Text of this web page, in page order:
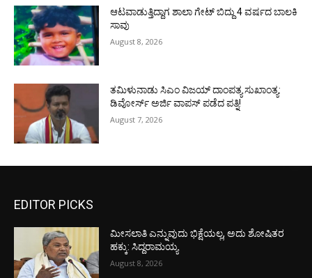
ಆಟವಾಡುತ್ತಿದ್ದಾಗ ಶಾಲಾ ಗೇಟ್‌ ಬಿದ್ದು 4 ವರ್ಷದ ಬಾಲಕಿ
ಸಾವು
August 8, 2026
ತಮಿಳುನಾಡು ಸಿಎಂ ವಿಜಯ್‌ ದಾಂಪತ್ಯ ಸುಖಾಂತ್ಯ:
ಡಿವೋರ್ಸ್‌ ಅರ್ಜಿ ವಾಪಸ್‌ ಪಡೆದ ಪತ್ನಿ!
August 7, 2026
EDITOR PICKS
ಮೀಸಲಾತಿ ಎನ್ನುವುದು ಭಿಕ್ಷೆಯಲ್ಲ, ಅದು ಶೋಷಿತರ
ಹಕ್ಕು: ಸಿದ್ದರಾಮಯ್ಯ
August 8, 2026